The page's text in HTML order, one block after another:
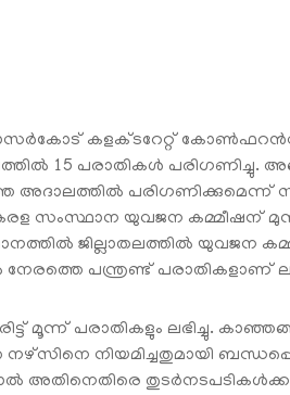
കളക്ടറേറ്റ്
15 പരാതികള്‍ പരിഗണിച്ചു.
അദാലത്തില്‍ പരിഗണിക്കുമെന്ന്
സംസ്ഥാന യുവജന കമ്മീഷന്
ജില്ലാതലത്തില്‍ യുവജന
പന്ത്രണ്ട് പരാതികളാണ്
മൂന്ന് പരാതികളും ലഭിച്ചു.
നഴ്‌സിനെ നിയമിച്ചതുമായി
അതിനെതിരെ